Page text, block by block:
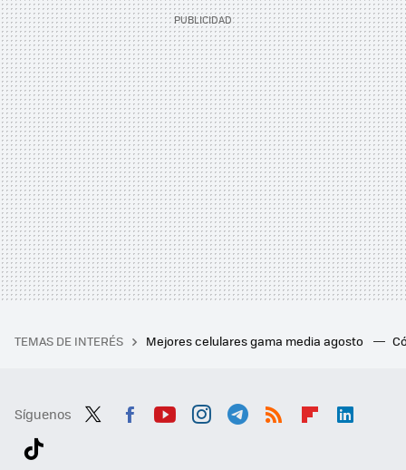
TEMAS DE INTERÉS Mejores celulares gama media agosto
Síguenos